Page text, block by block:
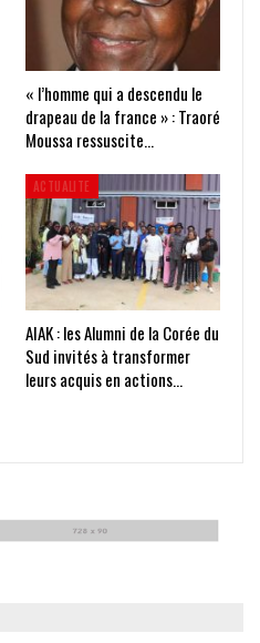
« l’homme qui a descendu le
drapeau de la france » : Traoré
Moussa ressuscite…
ACTUALITE
AIAK : les Alumni de la Corée du
Sud invités à transformer
leurs acquis en actions…